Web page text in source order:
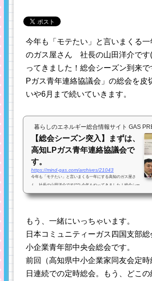
今年も「モテたい」と言いまくる
のガス屋さん 社長の山田洋介です
ってきました！総会シーズン到来
Pガス青年連絡協議会」の総会を皮
いや6月まで続いていきます。
暮らしのエネルギー総合情報サイト GAS
【総会シーズン突入】まずは、
高知LPガス青年連絡協議会で
す。
https://mind-gas.com/archives/21043
今年も「モテたい」と言いまくる一年にする高知のガス屋さ
ん 社長の山田洋介です(^^) 今年もやってきました！総会シー
ズン到来です。「高知LPガス青年連絡協議会」の総会を皮切り
もう、一緒にいっちゃいます。
日本コミュニティーガス四国支部
小企業青年部中央会総会です。
前回（高知県中小企業家同友会定
日連続での定時総会。もう、どこ